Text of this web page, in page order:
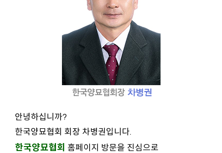
안녕하십니까?
한국양묘협회 회장 차병권입니다.
한국양묘협회 홈페이지 방문을 진심으로